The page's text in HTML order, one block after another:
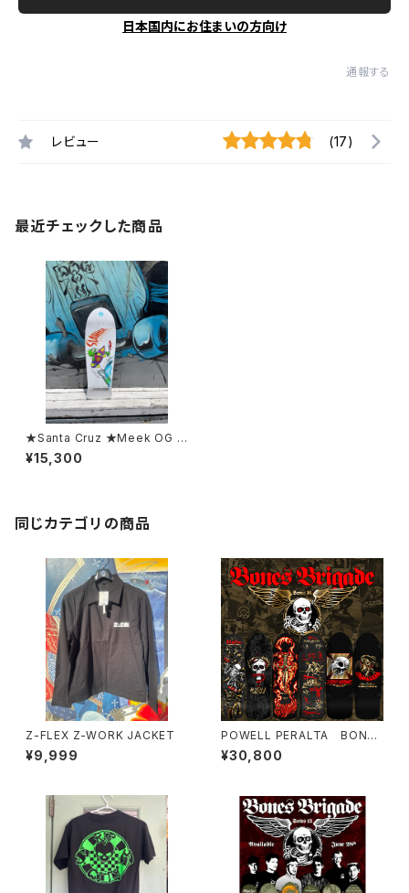
日本国内にお住まいの方向け
通報する
レビュー (17)
最近チェックした商品
★Santa Cruz ★Meek OG S
lasher Reissue10.1×31.1
¥15,300
同じカテゴリの商品
Z-FLEX Z-WORK JACKET
¥9,999
POWELL PERALTA BONES
BRIGADE® RODNEY MULLE
N SERIES 16 REISSUE DECK
¥30,800